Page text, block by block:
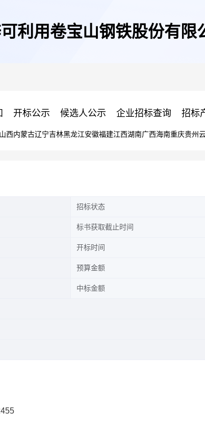
利用卷宝山钢铁股份有限
开标公示 候选人公示 企业招标查询 招标
山西内蒙古辽宁吉林黑龙江安徽福建江西湖南广西海南重庆贵州
招标状态
标书获取截止时间
开标时间
预算金额
中标金额